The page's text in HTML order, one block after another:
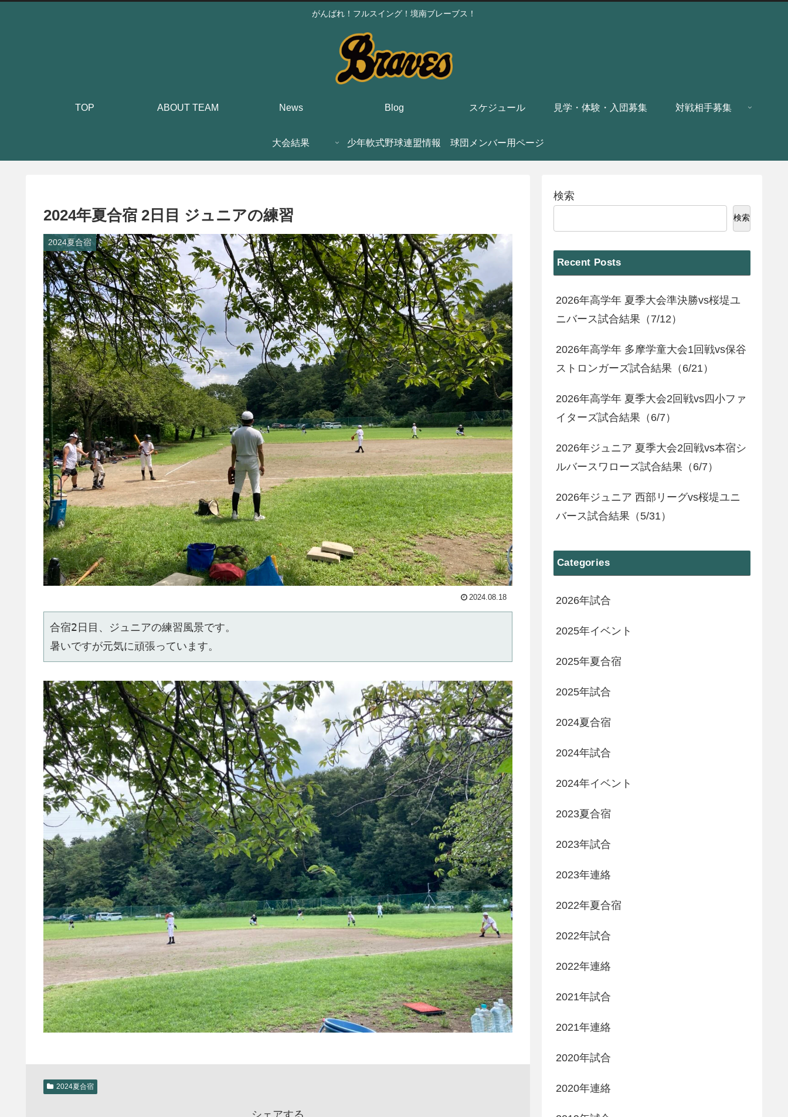
がんばれ！フルスイング！境南ブレーブス！
TOP ABOUT TEAM News Blog スケジュール 見学・体験・入団募集 対戦相手募集
大会結果 少年軟式野球連盟情報 球団メンバー用ページ
2024年夏合宿 2日目 ジュニアの練習
2024夏合宿
2024.08.18
合宿2日目、ジュニアの練習風景です。
暑いですが元気に頑張っています。
2024夏合宿
検索
検索
Recent Posts
2026年高学年 夏季大会準決勝vs桜堤ユ
ニバース試合結果（7/12）
2026年高学年 多摩学童大会1回戦vs保谷
ストロンガーズ試合結果（6/21）
2026年高学年 夏季大会2回戦vs四小ファ
イターズ試合結果（6/7）
2026年ジュニア 夏季大会2回戦vs本宿シ
ルバースワローズ試合結果（6/7）
2026年ジュニア 西部リーグvs桜堤ユニ
バース試合結果（5/31）
Categories
2026年試合
2025年イベント
2025年夏合宿
2025年試合
2024夏合宿
2024年試合
2024年イベント
2023夏合宿
2023年試合
2023年連絡
2022年夏合宿
2022年試合
2022年連絡
2021年試合
2021年連絡
2020年試合
2020年連絡